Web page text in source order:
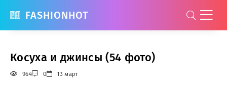
FASHIONHOT
Косуха и джинсы (54 фото)
964 0 13 март